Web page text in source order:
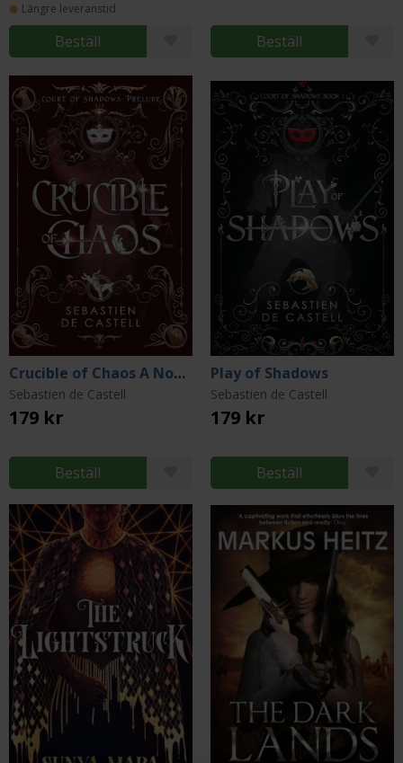
Längre leveranstid
Beställ Beställ
Crucible of Chaos A Novel of the Court of Shadows
Sebastien de Castell
179 kr
Beställ
Play of Shadows
Sebastien de Castell
179 kr
Beställ